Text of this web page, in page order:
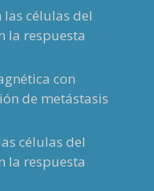
las células del
la respuesta
con
de metástasis
células del
la respuesta